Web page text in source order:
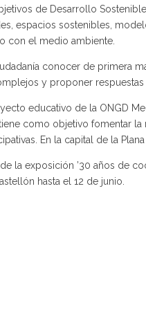
de Desarrollo
espacios sostenibles,
con el medio ambiente.
conocer de primera
y proponer
educativo de la ONGD
como objetivo fomentar
En la capital de la
la exposición ’30 años de
hasta el 12 de junio.